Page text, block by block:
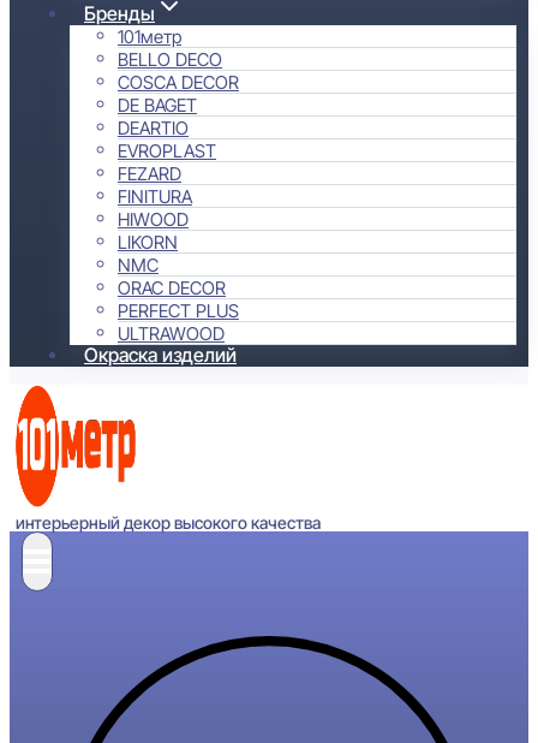
Бренды
101метр
BELLO DECO
COSCA DECOR
DE BAGET
DEARTIO
EVROPLAST
FEZARD
FINITURA
HIWOOD
LIKORN
NMC
ORAC DECOR
PERFECT PLUS
ULTRAWOOD
Окраска изделий
интерьерный декор высокого качества